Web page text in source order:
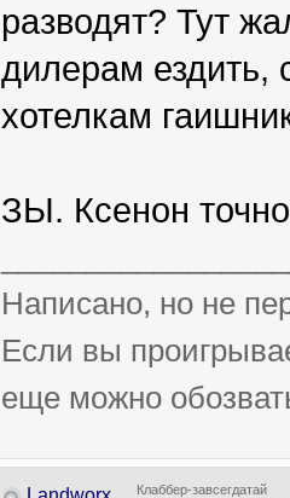
разводят? Тут
дилерам ездить,
хотелкам
ЗЫ. Ксенон
Написано, но не
Если вы
еще можно
Клаббер-завсегдатай